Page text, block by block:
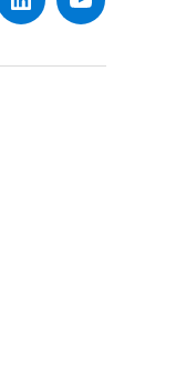
LinkedinYouTube